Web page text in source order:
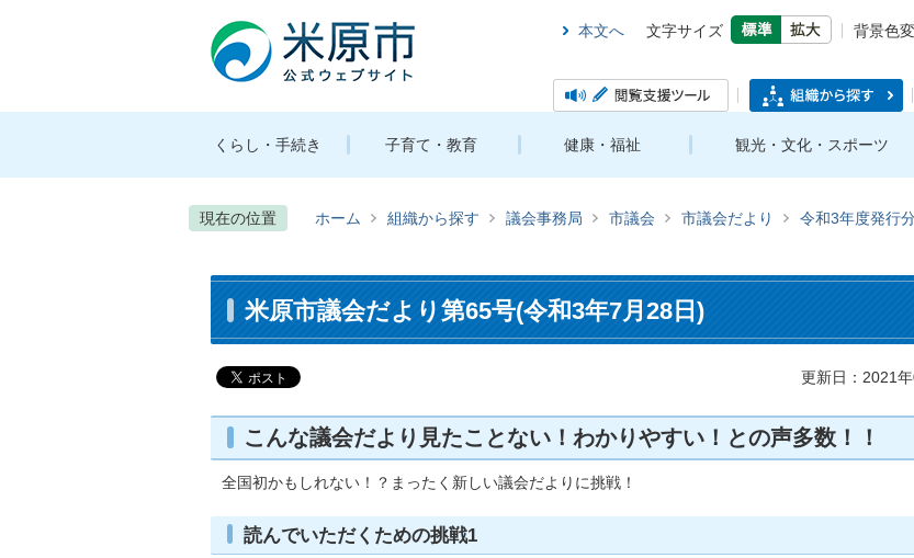
本文へ 文字サイズ
背景色
くらし・手続き 子育て・教育 健康・福祉 観光・文化・スポーツ
現在の位置 ホーム 組織から探す 議会事務局 市議会 市議会だより 令和3年度発行
米原市議会だより第65号(令和3年7月28日)
更新日：2021
こんな議会だより見たことない！わかりやすい！との声多数！！
全国初かもしれない！？まったく新しい議会だよりに挑戦！
読んでいただくための挑戦1